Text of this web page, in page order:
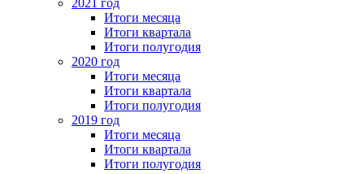
2021 год
Итоги месяца
Итоги квартала
Итоги полугодия
2020 год
Итоги месяца
Итоги квартала
Итоги полугодия
2019 год
Итоги месяца
Итоги квартала
Итоги полугодия